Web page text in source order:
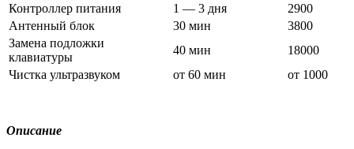
Контроллер питания
1 — 3 дня
2900
Антенный блок
30 мин
3800
Замена подложки
клавиатуры
40 мин
18000
Чистка ультразвуком
от 60 мин от 1000
Описание